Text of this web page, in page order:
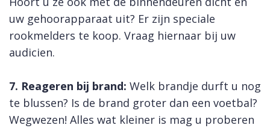
uw gehoorapparaat uit? Er zijn speciale
rookmelders te koop. Vraag hiernaar bij uw
audicien.
7. Reageren bij brand: Welk brandje durft u nog
te blussen? Is de brand groter dan een voetbal?
Wegwezen! Alles wat kleiner is mag u proberen